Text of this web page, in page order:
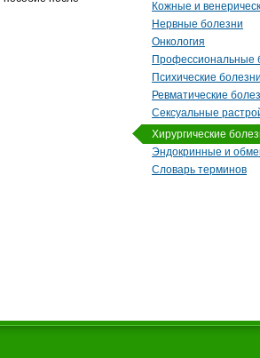
Кожные и
Нервные болезни
Онкология
Профессиональные
Психические болезни
Ревматические
Сексуальные
Хирургические
Эндокринные и
Словарь терминов